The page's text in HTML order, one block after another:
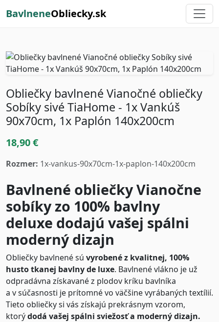
BavlneneObliecky.sk
Obliečky bavlnené Vianočné obliečky
Sobíky sivé TiaHome - 1x Vankúš
90x70cm, 1x Paplón 140x200cm
18,90 €
Rozmer: 1x-vankus-90x70cm-1x-paplon-140x200cm
Bavlnené obliečky Vianočne
sobíky zo 100% bavlny
deluxe dodajú vašej spálni
moderný dizajn
Obliečky bavlnené sú vyrobené z kvalitnej, 100%
husto tkanej bavlny de luxe. Bavlnené vlákno je už
odpradávna získavané z plodov kríku bavlníka
a v súčasnosti je prítomné vo väčšine vyrábaných textílií.
Tieto obliečky si vás získajú prekrásnym vzorom,
ktorýdodá vašej spálni sviežosť a moderný dizajn.